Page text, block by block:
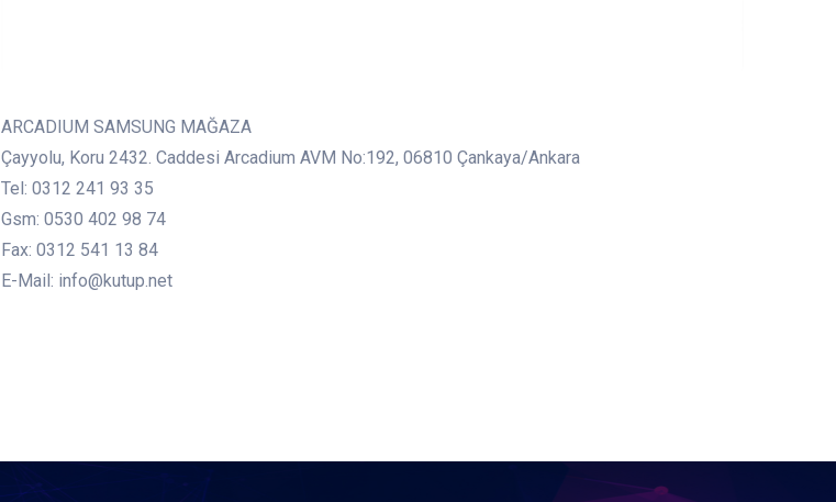
ARCADIUM SAMSUNG MAĞAZA
Çayyolu, Koru 2432. Caddesi Arcadium AVM No:192, 06810 Çankaya/Ankara
Tel: 0312 241 93 35
Gsm: 0530 402 98 74
Fax: 0312 541 13 84
E-Mail: info@kutup.net